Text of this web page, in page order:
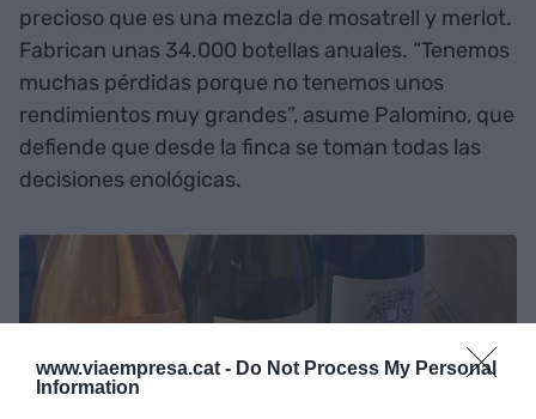
www.viaempresa.cat - Do Not Process My Personal
Information
precioso que es una mezcla de mosatrell y merlot.
Fabrican unas 34.000 botellas anuales. “Tenemos
muchas pérdidas porque no tenemos unos
rendimientos muy grandes”, asume Palomino, que
defiende que desde la finca se toman todas las
decisiones enológicas.